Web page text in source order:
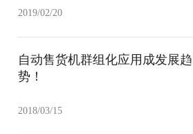
2019/02/20
自动售货机群组化应用成发展趋
势！
2018/03/15